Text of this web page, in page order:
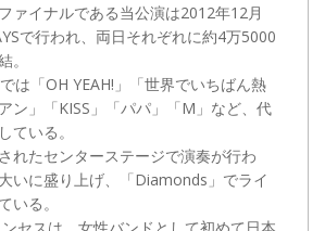
ァイナルである当公演は2012年12月
で行われ、両日それぞれに約4万5000
。
は「OH YEAH!」「世界でいちばん熱
ン」「KISS」「パパ」「M」など、代
ている。
れたセンターステージで演奏が行わ
いに盛り上げ、「Diamonds」でライ
いる。